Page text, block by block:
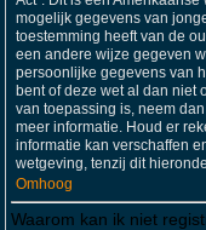
mogelijk gegevens van
toestemming heeft van de
een andere wijze gegeven
persoonlijke gegevens van
bent of deze wet al dan niet
van toepassing is, neem
meer informatie. Houd er
informatie kan verschaffen
wetgeving, tenzij dit
Omhoog
Waarom kan ik niet